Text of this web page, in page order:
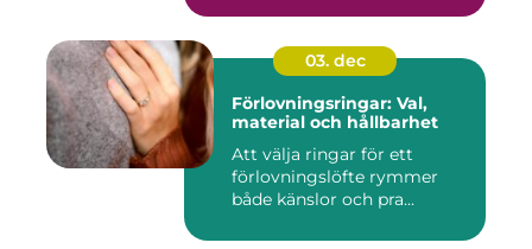
03. dec
Förlovningsringar: Val,
material och hållbarhet
Att välja ringar för ett
förlovningslöfte rymmer
både känslor och pra...